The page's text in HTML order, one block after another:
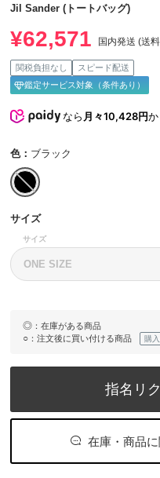
Jil Sander (トートバッグ)
¥62,571 国内発送 (送
関税負担なし
スピード配送
鑑定サービス対象（条件あり）
なら 月々10,428円
色： ブラック
サイズ
サイズ
ONE SIZE
◎ ：在庫がある商品
○ ：注文後に買い付ける商品 購
指名リ
在庫・商品